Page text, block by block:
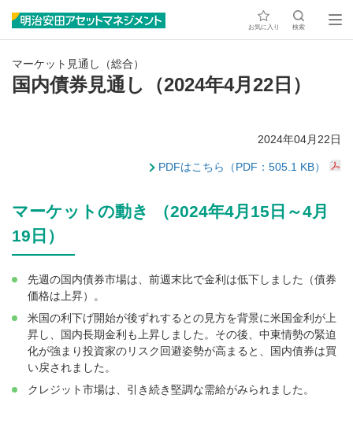
お気に入り 検索
マーケット見通し（総合）
国内債券見通し（2024年4月22日）
2024年04月22日
PDFはこちら（PDF：505.1 KB）
マーケットの動き （2024年4月15日～4月
19日）
先週の国内債券市場は、前週末比で金利は低下しました（債券
価格は上昇）。
米国の利下げ開始が後ずれするとの見方を背景に米国金利が上
昇し、国内長期金利も上昇しました。その後、中東情勢の緊迫
化が強まり投資家のリスク回避姿勢が高まると、国内債券は買
い戻されました。
クレジット市場は、引き続き堅調な需給がみられました。